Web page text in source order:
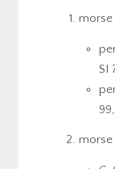
morse
SI